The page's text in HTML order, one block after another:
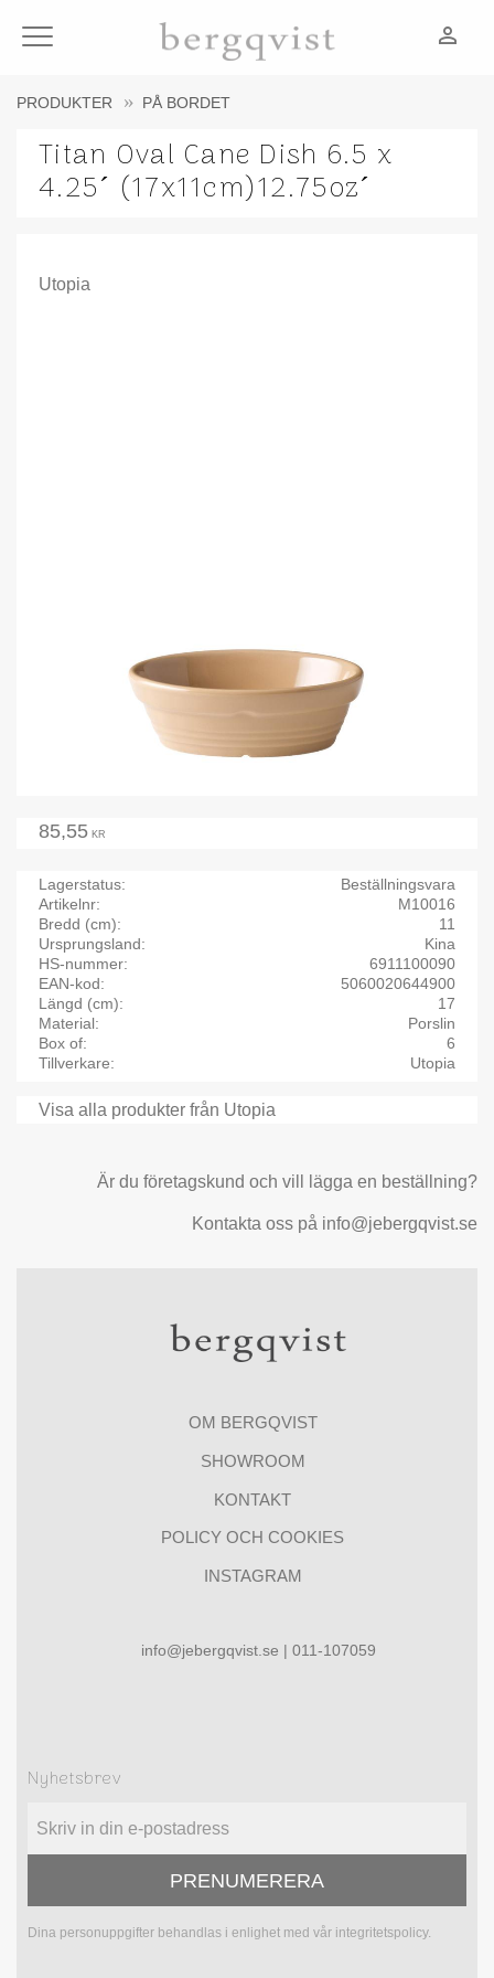
Meny person_outline
PRODUKTER PÅ BORDET
Titan Oval Cane Dish 6.5 x
4.25´ (17x11cm)12.75oz´
Utopia
85,55 KR
Lagerstatus
Beställningsvara
Artikelnr
M10016
Bredd (cm)
11
Ursprungsland
Kina
HS-nummer
6911100090
EAN-kod
5060020644900
Längd (cm)
17
Material
Porslin
Box of
6
Tillverkare
Utopia
Visa alla produkter från Utopia
Är du företagskund och vill lägga en beställning?
Kontakta oss på info@jebergqvist.se
OM BERGQVIST
SHOWROOM
KONTAKT
POLICY OCH COOKIES
INSTAGRAM
info@jebergqvist.se | 011-107059
Nyhetsbrev
PRENUMERERA
Dina personuppgifter behandlas i enlighet med vår integritetspolicy.